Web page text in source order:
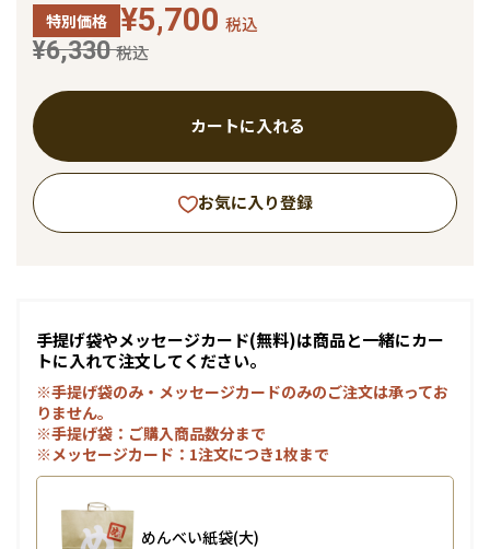
¥5,700 税込
特別価格
¥6,330 税込
カートに入れる
お気に入り登録
手提げ袋やメッセージカード(無料)は商品と一緒にカー
トに入れて注文してください。
※手提げ袋のみ・メッセージカードのみのご注文は承ってお
りません。
※手提げ袋：ご購入商品数分まで
※メッセージカード：1注文につき1枚まで
めんべい紙袋(大)